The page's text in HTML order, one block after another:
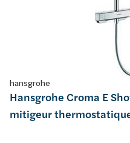
hansgrohe
Hansgrohe Croma E
mitigeur